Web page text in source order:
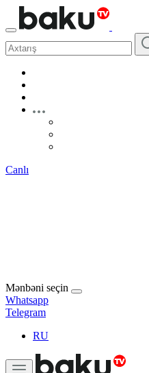
Canlı
Mənbəni seçin
Whatsapp
Telegram
RU